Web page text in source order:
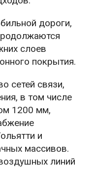
дороги,
слоев
покрытия.
сетей связи,
в том числе
1200 мм,
и
массивов.
линий